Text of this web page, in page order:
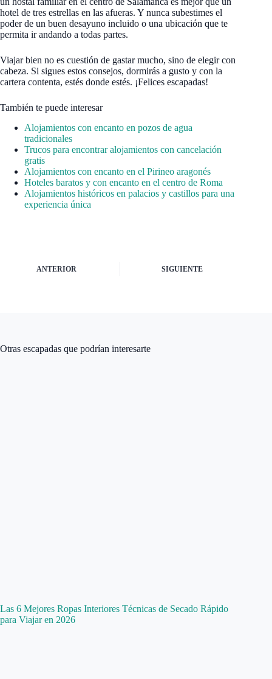
hotel de tres estrellas en las afueras. Y nunca subestimes el
poder de un buen desayuno incluido o una ubicación que te
permita ir andando a todas partes.
Viajar bien no es cuestión de gastar mucho, sino de elegir con
cabeza. Si sigues estos consejos, dormirás a gusto y con la
cartera contenta, estés donde estés. ¡Felices escapadas!
También te puede interesar
Alojamientos con encanto en pozos de agua
tradicionales
Trucos para encontrar alojamientos con cancelación
gratis
Alojamientos con encanto en el Pirineo aragonés
Hoteles baratos y con encanto en el centro de Roma
Alojamientos históricos en palacios y castillos para una
experiencia única
ANTERIOR SIGUIENTE
Otras escapadas que podrían interesarte
Las 6 Mejores Ropas Interiores Técnicas de Secado Rápido
para Viajar en 2026